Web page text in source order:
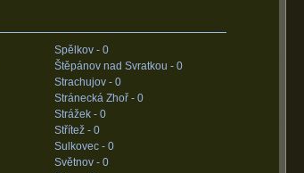
Spělkov - 0
Štěpánov nad Svratkou - 0
Strachujov - 0
Stránecká Zhoř - 0
Strážek - 0
Střítež - 0
Sulkovec - 0
Světnov - 0